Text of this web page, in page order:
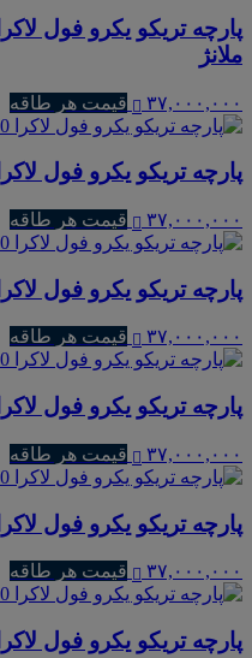
ملانژ
۳۷,۰۰۰,۰۰۰ قیمت هر طاقه
پارچه تریکو یکرو فول لاکرا 1.40 گردباف | سرمه ای
۳۷,۰۰۰,۰۰۰ قیمت هر طاقه
پارچه تریکو یکرو فول لاکرا 1.40 گردباف | فسفری
۳۷,۰۰۰,۰۰۰ قیمت هر طاقه
پارچه تریکو یکرو فول لاکرا 1.40 گردباف | یشمی ملانژ
۳۷,۰۰۰,۰۰۰ قیمت هر طاقه
پارچه تریکو یکرو فول لاکرا 1.40 گردباف | بی ام اس
۳۷,۰۰۰,۰۰۰ قیمت هر طاقه
پارچه تریکو یکرو فول لاکرا 1.40 گردباف | زرشکی